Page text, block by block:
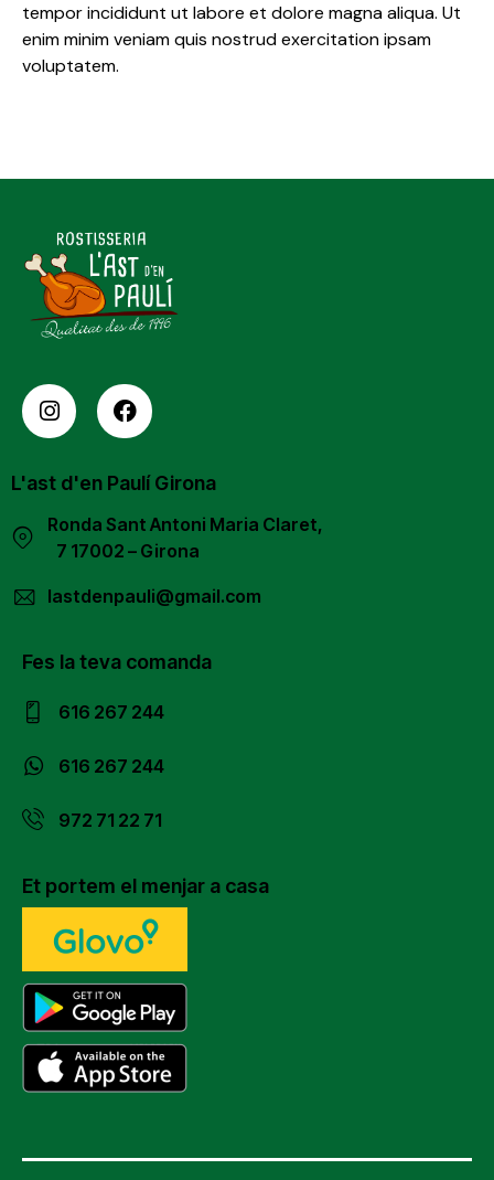
tempor incididunt ut labore et dolore magna aliqua. Ut
enim minim veniam quis nostrud exercitation ipsam
voluptatem.
L'ast d'en Paulí Girona
Ronda Sant Antoni Maria Claret,
7 17002 – Girona
lastdenpauli@gmail.com
Fes la teva comanda
616 267 244
616 267 244
972 71 22 71
Et portem el menjar a casa